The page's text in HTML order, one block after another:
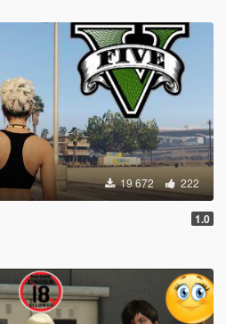
19 672 222
1.0